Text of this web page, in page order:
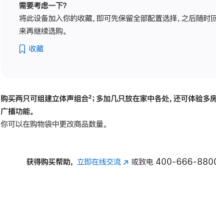
需要考虑一下？
将此设备加入你的收藏，即可先保留全部配置选择，之后随时
来再继续选购。
收藏
购买两只可组建立体声组合脚
²；多加几只放在家中各处，还可体验多‍
广播功能。
你可以在购物袋中更改商品数量。
获得购买帮助， 立即在线交流(在 或致电 400-666-8800